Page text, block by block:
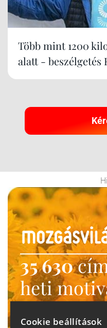
Több mint 1200
alatt - beszélgetés
35 630
heti
Ne
Cookie beállítások